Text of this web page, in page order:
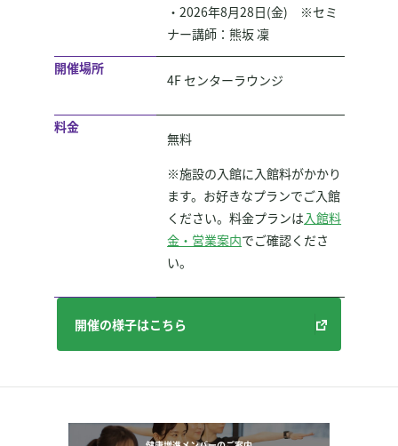
・2026年8月28日(金)　※セミ
ナー講師：熊坂 凜
開催場所
4F センターラウンジ
料金
無料
※施設の入館に入館料がかかり
ます。お好きなプランでご入館
ください。料金プランは入館料
金・営業案内でご確認くださ
い。
開催の様子はこちら